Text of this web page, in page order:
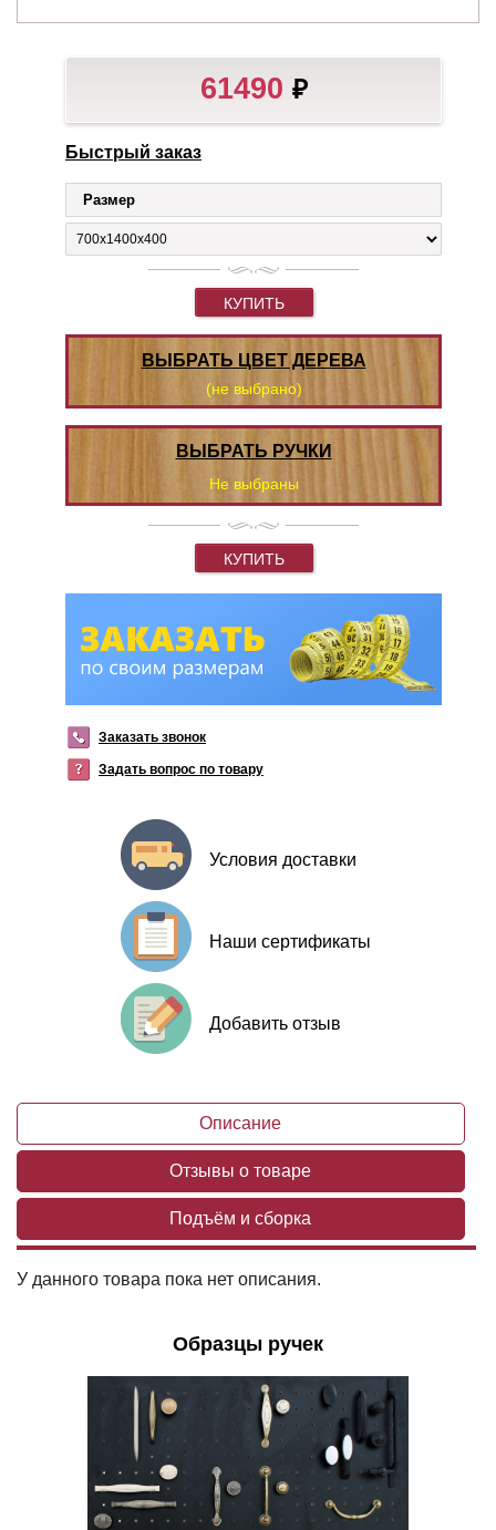
61490 ₽
Быстрый заказ
Размер
КУПИТЬ
ВЫБРАТЬ ЦВЕТ ДЕРЕВА
(не выбрано)
ВЫБРАТЬ РУЧКИ
Не выбраны
КУПИТЬ
Заказать звонок
Задать вопрос по товару
Условия доставки
Наши сертификаты
Добавить отзыв
Описание
Отзывы о товаре
Подъём и сборка
У данного товара пока нет описания.
Образцы ручек